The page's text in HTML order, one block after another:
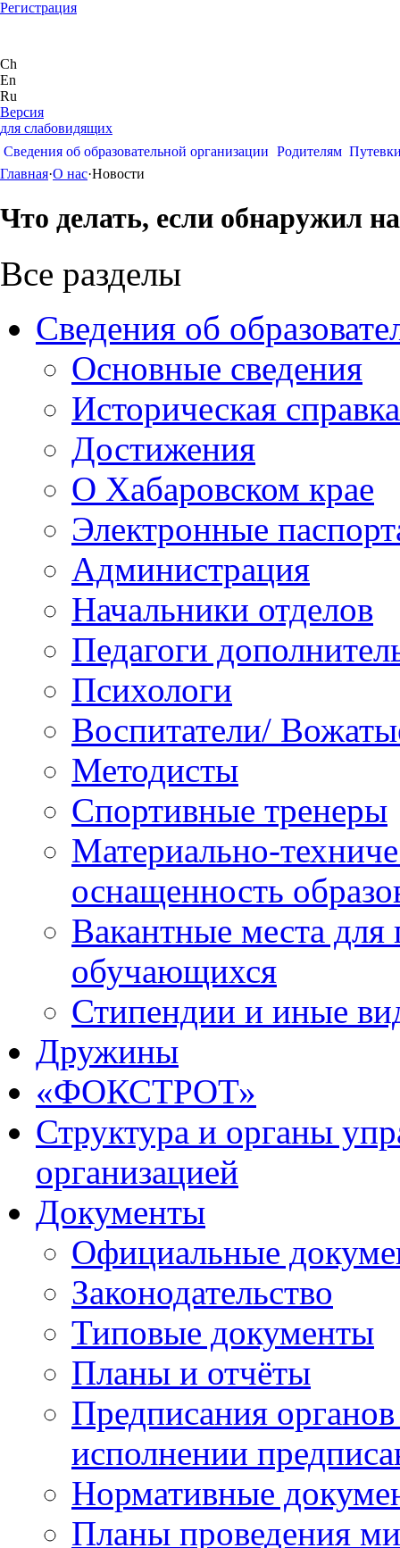
Регистрация
Ch
En
Ru
Версия
для слабовидящих
Сведения об образовательной организации Родителям
Главная·О нас·Новости
Что делать, если обнаружил
Все разделы
Сведения об
Основные сведения
Историческая справка
Достижения
О Хабаровском крае
Электронные
Администрация
Начальники отделов
Педагоги
Психологи
Воспитатели/
Методисты
Спортивные тренеры
Материально-
оснащенность
Вакантные места для
обучающихся
Стипендии и иные
Дружины
«ФОКСТРОТ»
Структура и органы
организацией
Документы
Официальные
Законодательство
Типовые документы
Планы и отчёты
Предписания
исполнении
Нормативные
Планы проведения